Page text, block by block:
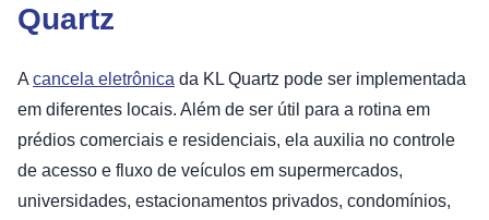
Quartz
A cancela eletrônica da KL Quartz pode ser implementada
em diferentes locais. Além de ser útil para a rotina em
prédios comerciais e residenciais, ela auxilia no controle
de acesso e fluxo de veículos em supermercados,
universidades, estacionamentos privados, condomínios,